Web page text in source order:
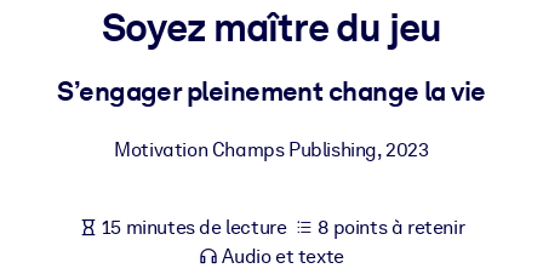
PAR SYSTÈME
Pour LMS/LXP
Intégrez des connaissances vérifiées et concises dans votre
Pour bibliothèques d'entreprise
Enrichissez votre bibliothèque d'entreprise avec des
Soyez maître du jeu
S’engager pleinement change la vie
Motivation Champs Publishing,2023
15 minutes de lecture
8 points à retenir
Audio et texte